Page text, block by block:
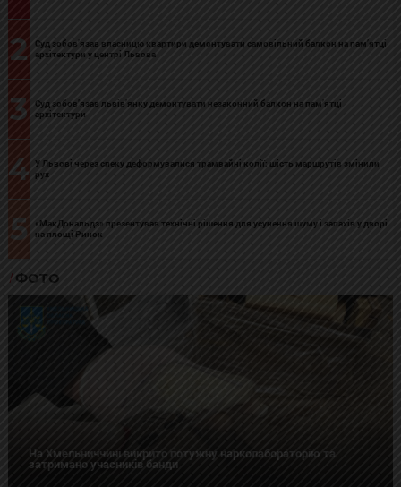
2
Суд зобов’язав власницю квартири демонтувати самовільний балкон на пам’ятці
архітектури у центрі Львова
3
Суд зобов’язав львів’янку демонтувати незаконний балкон на пам’ятці
архітектури
4 У Львові через спеку деформувалися трамвайні колії: шість маршрутів змінили
рух
5
«МакДональдз» презентував технічні рішення для усунення шуму і запахів у дворі
на площі Ринок
ФОТО
На Хмельниччині викрито потужну нарколабораторію та
затримано учасників банди